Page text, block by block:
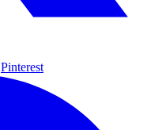
Pinterest